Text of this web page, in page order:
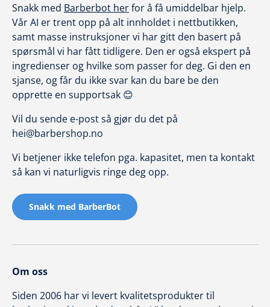
Snakk med Barberbot herfor å få umiddelbar hjelp.
Vår AI er trent opp på alt innholdet i nettbutikken,
samt masse instruksjoner vi har gitt den basert på
spørsmål vi har fått tidligere. Den er også ekspert på
ingredienser og hvilke som passer for deg. Gi den en
sjanse, og får du ikke svar kan du bare be den
opprette en supportsak 😊
Vil du sende e-post så gjør du det på
hei@barbershop.no
Vi betjener ikke telefon pga. kapasitet, men ta kontakt
så kan vi naturligvis ringe deg opp.
Snakk med BarberBot
Om oss
Siden 2006 har vi levert kvalitetsprodukter til